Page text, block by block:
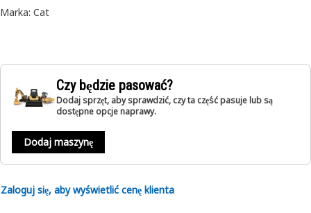
Marka: Cat
Czy będzie pasować?
Dodaj sprzęt, aby sprawdzić, czy ta część pasuje lub są
dostępne opcje naprawy.
Dodaj maszynę
Zaloguj się, aby wyświetlić cenę klienta